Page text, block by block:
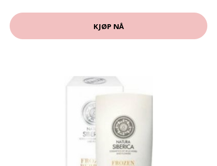
KJØP NÅ